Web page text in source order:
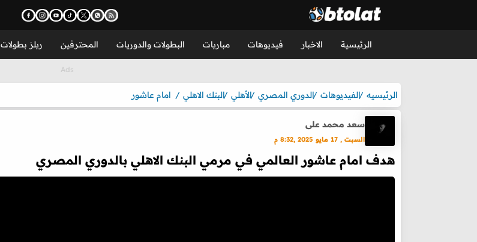
الرئيسية الاخبار فيديوهات مباريات البطولات والدوريات المحترفين ريلز بطولات
الرئيسيه الفيديوهات الدوري المصري الأهلي البنك الاهلي امام عاشور
سعد محمد على
السبت , 17 مايو 2025 ,8:32 م
هدف امام عاشور العالمي في مرمي البنك الاهلي بالدوري المصري